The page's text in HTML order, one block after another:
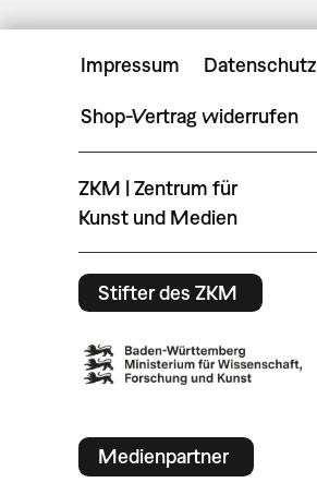
Impressum Datenschutz
Shop-Vertrag widerrufen
ZKM | Zentrum für
Kunst und Medien
Stifter des ZKM
Medienpartner